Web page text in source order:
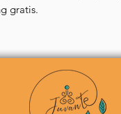
gratis.